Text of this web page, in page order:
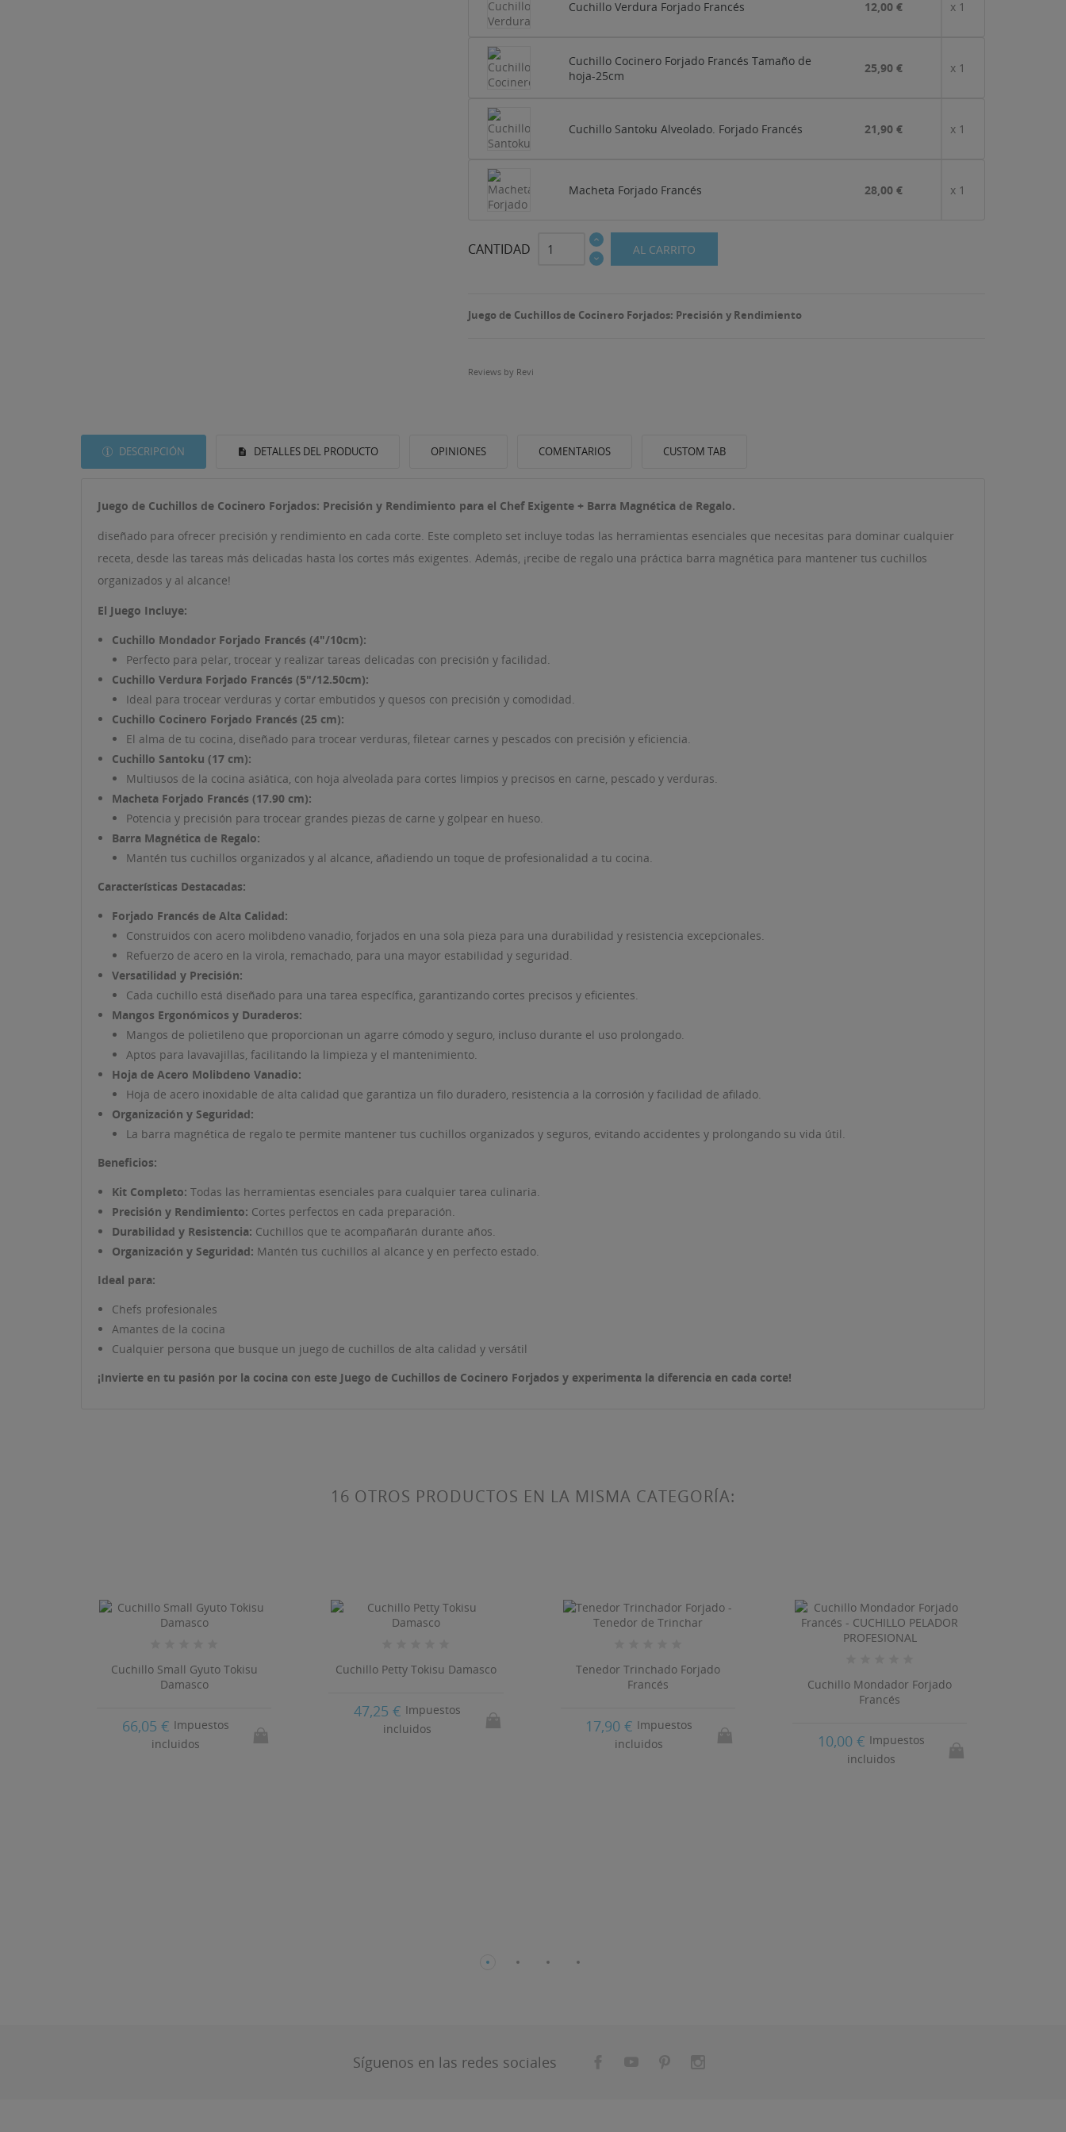
Cuchillo Verdura Forjado Francés 12,00 € x 1
Cuchillo Cocinero Forjado Francés Tamaño de
hoja-25cm
25,90 € x 1
Cuchillo Santoku Alveolado. Forjado Francés 21,90 € x 1
Macheta Forjado Francés 28,00 € x 1
CANTIDAD AL CARRITO
Juego de Cuchillos de Cocinero Forjados: Precisión y Rendimiento
Reviews by Revi
DESCRIPCIÓN DETALLES DEL PRODUCTO OPINIONES COMENTARIOS CUSTOM TAB
Juego de Cuchillos de Cocinero Forjados: Precisión y Rendimiento para el Chef Exigente + Barra Magnética de Regalo.
diseñado para ofrecer precisión y rendimiento en cada corte. Este completo set incluye todas las herramientas esenciales que necesitas para dominar cualquier
receta, desde las tareas más delicadas hasta los cortes más exigentes. Además, ¡recibe de regalo una práctica barra magnética para mantener tus cuchillos
organizados y al alcance!
El Juego Incluye:
Cuchillo Mondador Forjado Francés (4"/10cm):
Perfecto para pelar, trocear y realizar tareas delicadas con precisión y facilidad.
Cuchillo Verdura Forjado Francés (5"/12.50cm):
Ideal para trocear verduras y cortar embutidos y quesos con precisión y comodidad.
Cuchillo Cocinero Forjado Francés (25 cm):
El alma de tu cocina, diseñado para trocear verduras, filetear carnes y pescados con precisión y eficiencia.
Cuchillo Santoku (17 cm):
Multiusos de la cocina asiática, con hoja alveolada para cortes limpios y precisos en carne, pescado y verduras.
Macheta Forjado Francés (17.90 cm):
Potencia y precisión para trocear grandes piezas de carne y golpear en hueso.
Barra Magnética de Regalo:
Mantén tus cuchillos organizados y al alcance, añadiendo un toque de profesionalidad a tu cocina.
Características Destacadas:
Forjado Francés de Alta Calidad:
Construidos con acero molibdeno vanadio, forjados en una sola pieza para una durabilidad y resistencia excepcionales.
Refuerzo de acero en la virola, remachado, para una mayor estabilidad y seguridad.
Versatilidad y Precisión:
Cada cuchillo está diseñado para una tarea específica, garantizando cortes precisos y eficientes.
Mangos Ergonómicos y Duraderos:
Mangos de polietileno que proporcionan un agarre cómodo y seguro, incluso durante el uso prolongado.
Aptos para lavavajillas, facilitando la limpieza y el mantenimiento.
Hoja de Acero Molibdeno Vanadio:
Hoja de acero inoxidable de alta calidad que garantiza un filo duradero, resistencia a la corrosión y facilidad de afilado.
Organización y Seguridad:
La barra magnética de regalo te permite mantener tus cuchillos organizados y seguros, evitando accidentes y prolongando su vida útil.
Beneficios:
Kit Completo: Todas las herramientas esenciales para cualquier tarea culinaria.
Precisión y Rendimiento: Cortes perfectos en cada preparación.
Durabilidad y Resistencia: Cuchillos que te acompañarán durante años.
Organización y Seguridad: Mantén tus cuchillos al alcance y en perfecto estado.
Ideal para:
Chefs profesionales
Amantes de la cocina
Cualquier persona que busque un juego de cuchillos de alta calidad y versátil
¡Invierte en tu pasión por la cocina con este Juego de Cuchillos de Cocinero Forjados y experimenta la diferencia en cada corte!
16 OTROS PRODUCTOS EN LA MISMA CATEGORÍA:
Cuchillo Small Gyuto Tokisu
Damasco
66,05 € Impuestos
incluidos
Cuchillo Petty Tokisu Damasco
47,25 € Impuestos
incluidos
Tenedor Trinchado Forjado
Francés
17,90 € Impuestos
incluidos
Cuchillo Mondador Forjado
Francés
10,00 € Impuestos
incluidos
Síguenos en las redes sociales
Debe iniciar sesión para guardar productos en su lista de deseos.
((CANCELTEXT)) ((LOGINTEXT))